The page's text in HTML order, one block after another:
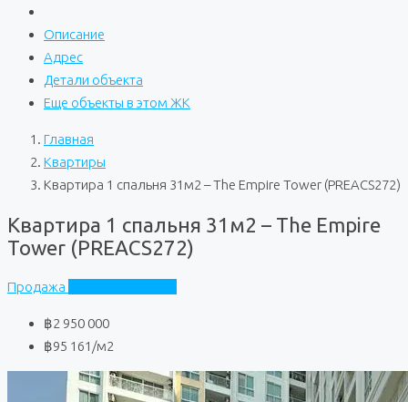
Описание
Адрес
Детали объекта
Еще объекты в этом ЖК
Главная
Квартиры
Квартира 1 спальня 31м2 – The Empire Tower (PREACS272)
Квартира 1 спальня 31м2 – The Empire
Tower (PREACS272)
Продажа
฿2 950 000
฿95 161 /м2